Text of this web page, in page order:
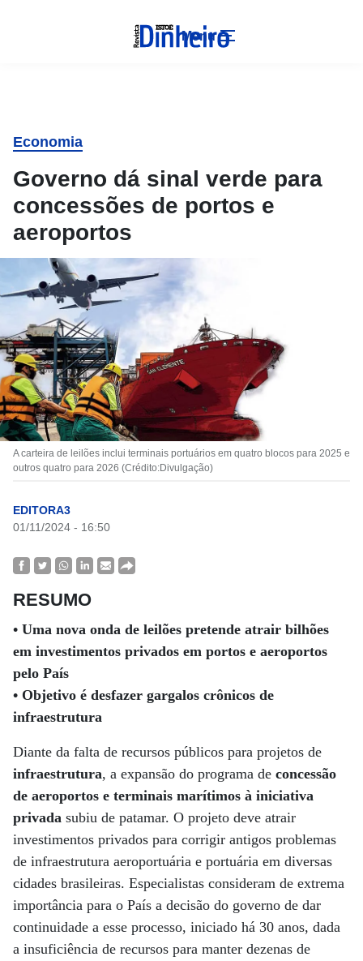
Menu
Economia
Governo dá sinal verde para
concessões de portos e
aeroportos
A carteira de leilões inclui terminais portuários em quatro blocos para 2025 e
outros quatro para 2026 (Crédito:Divulgação)
EDITORA3
01/11/2024 - 16:50
RESUMO
• Uma nova onda de leilões pretende atrair bilhões
em investimentos privados em portos e aeroportos
pelo País
• Objetivo é desfazer gargalos crônicos de
infraestrutura
Diante da falta de recursos públicos para projetos de
infraestrutura, a expansão do programa de concessão
de aeroportos e terminais marítimos à iniciativa
privada subiu de patamar. O projeto deve atrair
investimentos privados para corrigir antigos problemas
de infraestrutura aeroportuária e portuária em diversas
cidades brasileiras. Especialistas consideram de extrema
importância para o País a decisão do governo de dar
continuidade a esse processo, iniciado há 30 anos, dada
a insuficiência de recursos para manter dezenas de